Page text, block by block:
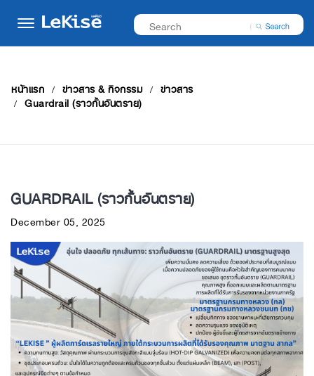
หน้าแรก ข่าวสาร & กิจกรรม ข่าวสาร
Guardrail (ราวกั้นอันตราย)
GUARDRAIL (ราวกั้นอันตราย)
December 05, 2025